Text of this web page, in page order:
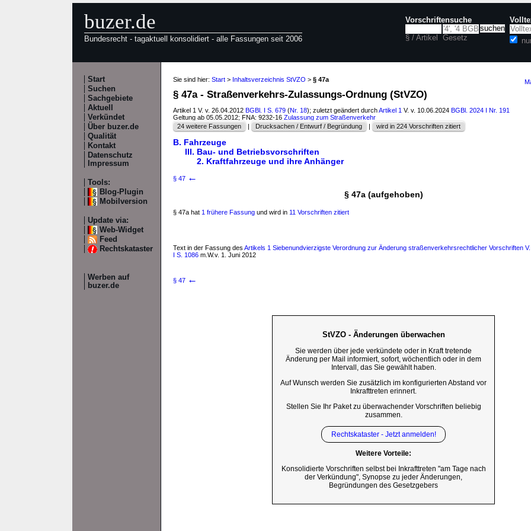
buzer.de
Bundesrecht - tagaktuell konsolidiert - alle Fassungen seit 2006
Vorschriftensuche
§ / Artikel Gesetz
Start
Suchen
Sachgebiete
Aktuell
Verkündet
Über buzer.de
Qualität
Kontakt
Datenschutz
Impressum
Tools:
Blog-Plugin
Mobilversion
Update via:
Web-Widget
Feed
Rechtskataster
Werben auf
buzer.de
Sie sind hier: Start > Inhaltsverzeichnis StVZO > § 47a
§ 47a - Straßenverkehrs-Zulassungs-Ordnung (StVZO)
Artikel 1 V. v. 26.04.2012 BGBl. I S. 679 (Nr. 18); zuletzt geändert durchArtikel 1 V. v. 10.06.2024 BGBl. 2024 I Nr. 191
Geltung ab 05.05.2012; FNA: 9232-16 Zulassung zum Straßenverkehr
24 weitere Fassungen
| Drucksachen / Entwurf / Begründung | wird in 224 Vorschriften zitiert
B. Fahrzeuge
III. Bau- und Betriebsvorschriften
2. Kraftfahrzeuge und ihre Anhänger
§ 47 ←
§ 47a (aufgehoben)
§ 47a hat 1 frühere Fassung und wird in 11 Vorschriften zitiert
Text in der Fassung des Artikels 1 Siebenundvierzigste Verordnung zur Änderung straßenverkehrsrechtlicher Vorschriften V.
I S. 1086 m.W.v. 1. Juni 2012
§ 47 ←
StVZO - Änderungen überwachen
Sie werden über jede verkündete oder in Kraft tretende
Änderung per Mail informiert, sofort, wöchentlich oder in dem
Intervall, das Sie gewählt haben.
Auf Wunsch werden Sie zusätzlich im konfigurierten Abstand vor
Inkrafttreten erinnert.
Stellen Sie Ihr Paket zu überwachender Vorschriften beliebig
zusammen.
Rechtskataster - Jetzt anmelden!
Weitere Vorteile:
Konsolidierte Vorschriften selbst bei Inkrafttreten "am Tage nach
der Verkündung", Synopse zu jeder Änderungen,
Begründungen des Gesetzgebers